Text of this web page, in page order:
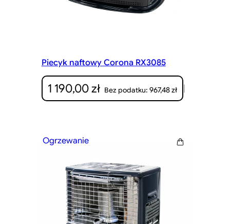
Piecyk naftowy Corona RX3085
1 190,00zł Bez podatku: 967,48zł |
Ogrzewanie